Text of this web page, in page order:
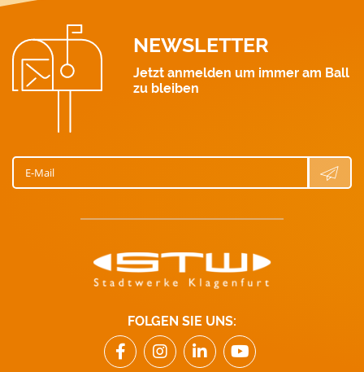
NEWSLETTER
Jetzt anmelden um immer am Ball
zu bleiben
E-Mail
FOLGEN SIE UNS: